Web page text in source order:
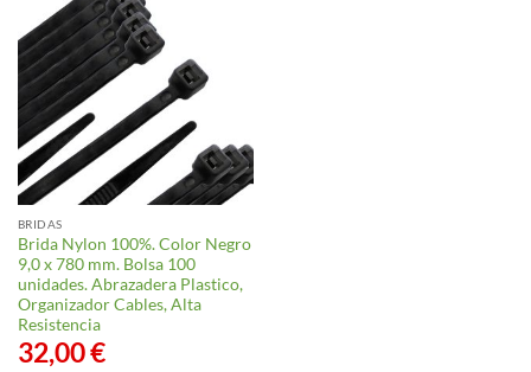
BRIDAS
Brida Nylon 100%. Color Negro
9,0 x 780 mm. Bolsa 100
unidades. Abrazadera Plastico,
Organizador Cables, Alta
Resistencia
32,00€